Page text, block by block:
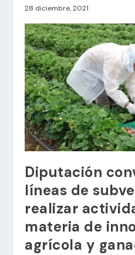
28 diciembre, 2021
Diputación
líneas de
realizar
materia de
agrícola y